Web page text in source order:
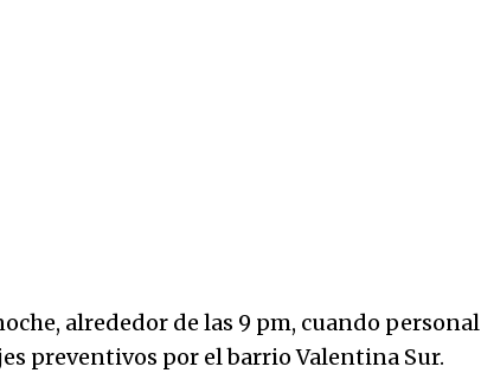
alrededor de las 9 pm, cuando personal
preventivos por el barrio Valentina Sur.